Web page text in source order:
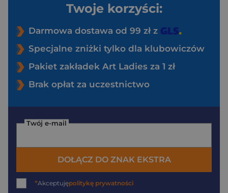
Twoje korzyści:
Darmowa dostawa od 99 zł z
Specjalne zniżki tylko dla klubowiczów
Pakiet zakładek Art Ladies za 1 zł
Brak opłat za uczestnictwo
Twój e-mail
DOŁĄCZ DO ZNAK EKSTRA
*Akceptujępolitykę prywatności